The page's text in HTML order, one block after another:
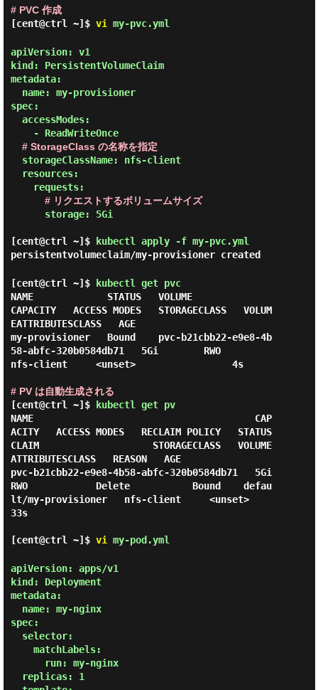
# PVC 作成
[cent@ctrl ~]$ vi my-pvc.yml
apiVersion: v1
kind: PersistentVolumeClaim
metadata:
spec:
# StorageClass の名称を指定
# リクエストするボリュームサイズ
[cent@ctrl ~]$
kubectl apply -f my-pvc.yml
persistentvolumeclaim/my-provisioner created
[cent@ctrl ~]$
kubectl get pvc
NAME             STATUS   VOLUME
CAPACITY   ACCESS MODES   STORAGECLASS   VOLUM
EATTRIBUTESCLASS   AGE
my-provisioner   Bound    pvc-b21cbb22-e9e8-4b
58-abfc-320b0584db71   5Gi        RWO
nfs-client     <unset>                 4s
# PV は自動生成される
[cent@ctrl ~]$
kubectl get pv
NAME                                       CAP
ACITY   ACCESS MODES   RECLAIM POLICY   STATUS
CLAIM                    STORAGECLASS   VOLUME
ATTRIBUTESCLASS   REASON   AGE
pvc-b21cbb22-e9e8-4b58-abfc-320b0584db71   5Gi
RWO            Delete           Bound    defau
lt/my-provisioner   nfs-client     <unset>
33s
[cent@ctrl ~]$ vi my-pod.yml
apiVersion: apps/v1
kind: Deployment
metadata:
spec: